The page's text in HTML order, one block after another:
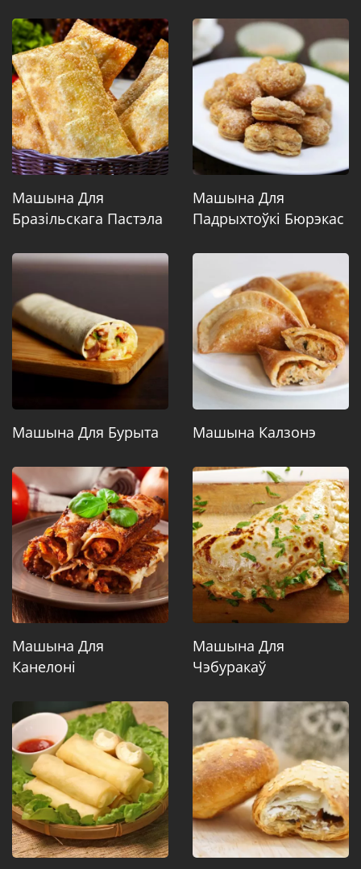
Машына Для
Бразільскага Пастэла
Машына Для
Падрыхтоўкі Бюрэкас
Машына Для Бурыта Машына Калзонэ
Машына Для
Канелоні
Машына Для
Чэбуракаў